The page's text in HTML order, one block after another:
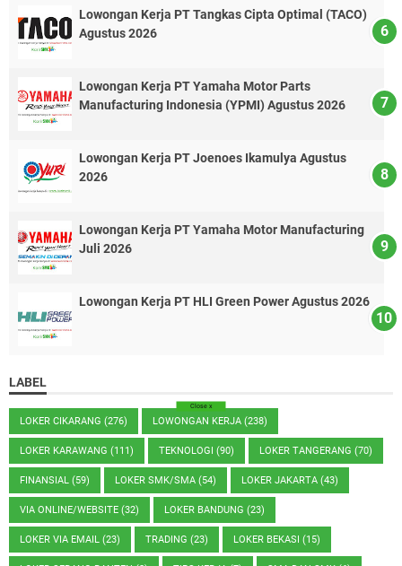
Lowongan Kerja PT Tangkas Cipta Optimal (TACO)
Agustus 2026
Lowongan Kerja PT Yamaha Motor Parts
Manufacturing Indonesia (YPMI) Agustus 2026
Lowongan Kerja PT Joenoes Ikamulya Agustus
2026
Lowongan Kerja PT Yamaha Motor Manufacturing
Juli 2026
Lowongan Kerja PT HLI Green Power Agustus 2026
LABEL
LOKER CIKARANG (276) LOWONGAN KERJA (238)
LOKER KARAWANG (111) TEKNOLOGI (90) LOKER TANGERANG (70)
FINANSIAL (59) LOKER SMK/SMA (54) LOKER JAKARTA (43)
VIA ONLINE/WEBSITE (32) LOKER BANDUNG (23)
LOKER VIA EMAIL (23) TRADING (23) LOKER BEKASI (15)
Close x